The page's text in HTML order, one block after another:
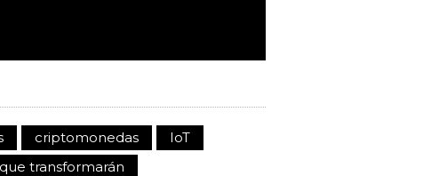
criptomonedas
IoT
transformarán